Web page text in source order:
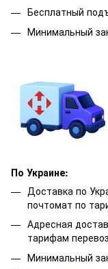
Бесплатный
Минимальный
По Украине:
Доставка по
почтомат по
Адресная
тарифам
Минимальный